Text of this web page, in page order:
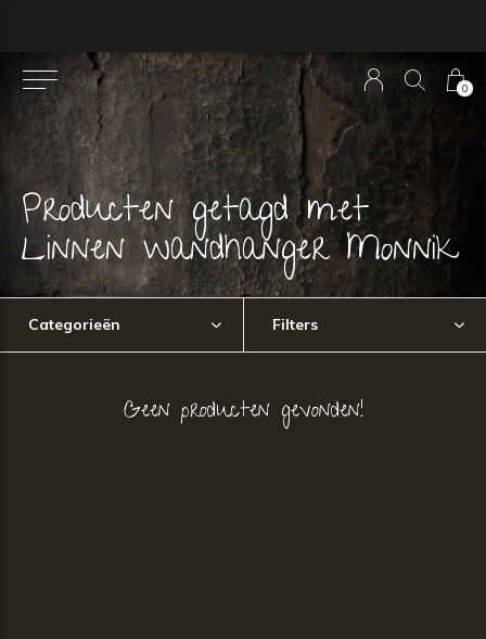
0
Producten getagd met
Linnen wandhanger Monnik
Categorieën Filters
Geen producten gevonden!